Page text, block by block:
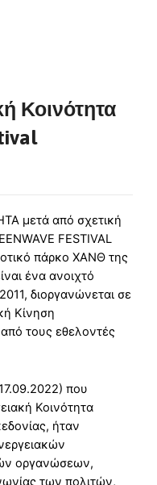
Κοινότητα
μετά από σχετική
FESTIVAL
πάρκο ΧΑΝΘ της
ένα ανοιχτό
διοργανώνεται σε
Κίνηση
τους εθελοντές
που
Κοινότητα
ήταν
οργανώσεων,
των πολιτών,